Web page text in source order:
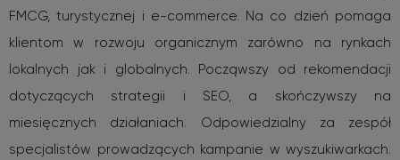
FMCG, turystycznej i e-commerce. Na co dzień pomaga
klientom w rozwoju organicznym zarówno na rynkach
lokalnych jak i globalnych. Począwszy od rekomendacji
dotyczących strategii i SEO, a skończywszy na
miesięcznych działaniach. Odpowiedzialny za zespół
specjalistów prowadzących kampanie w wyszukiwarkach.